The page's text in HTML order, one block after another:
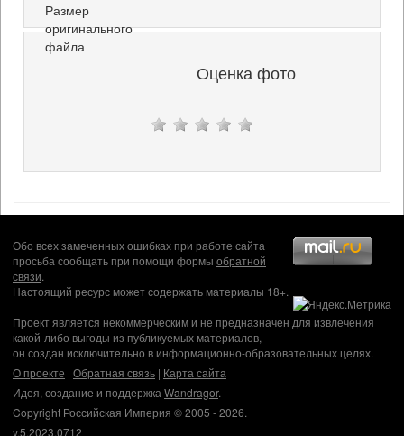
Размер
оригинального
файла
Оценка фото
Обо всех замеченных ошибках при работе сайта
просьба сообщать при помощи формы обратной
связи.
Настоящий ресурс может содержать материалы 18+.
Проект является некоммерческим и не предназначен для извлечения
какой-либо выгоды из публикуемых материалов,
он создан исключительно в информационно-образовательных целях.
О проекте | Обратная связь | Карта сайта
Идея, создание и поддержкаWandragor.
Copyright Российская Империя © 2005 - 2026.
v.5.2023.0712